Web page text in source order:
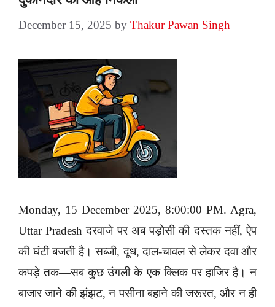
December 15, 2025 by Thakur Pawan Singh
Monday, 15 December 2025, 8:00:00 PM. Agra,
Uttar Pradesh दरवाजे पर अब पड़ोसी की दस्तक नहीं, ऐप
की घंटी बजती है। सब्जी, दूध, दाल-चावल से लेकर दवा और
कपड़े तक—सब कुछ उंगली के एक क्लिक पर हाजिर है। न
बाजार जाने की झंझट, न पसीना बहाने की जरूरत, और न ही